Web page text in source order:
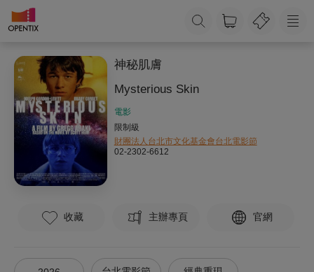
神秘肌膚
Mysterious Skin
電影
限制級
財團法人台北市文化基金會台北電影節
02-2302-6612
收藏 主辦專頁 官網